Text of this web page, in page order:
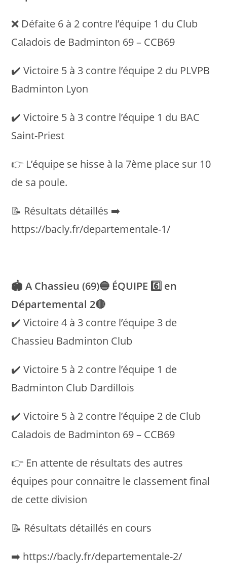
❌ Défaite 6 à 2 contre l’équipe 1 du Club
Caladois de Badminton 69 – CCB69
✔️ Victoire 5 à 3 contre l’équipe 2 du PLVPB
Badminton Lyon
✔️ Victoire 5 à 3 contre l’équipe 1 du BAC
Saint-Priest
👉 L’équipe se hisse à la 7ème place sur 10
de sa poule.
📝 Résultats détaillés ➡️
https://bacly.fr/departementale-1/
🏟 A Chassieu (69)🔵 ÉQUIPE 6️⃣ en
Départemental 2🔴
✔️ Victoire 4 à 3 contre l’équipe 3 de
Chassieu Badminton Club
✔️ Victoire 5 à 2 contre l’équipe 1 de
Badminton Club Dardillois
✔️ Victoire 5 à 2 contre l’équipe 2 de Club
Caladois de Badminton 69 – CCB69
👉 En attente de résultats des autres
équipes pour connaitre le classement final
de cette division
📝 Résultats détaillés en cours
➡️ https://bacly.fr/departementale-2/